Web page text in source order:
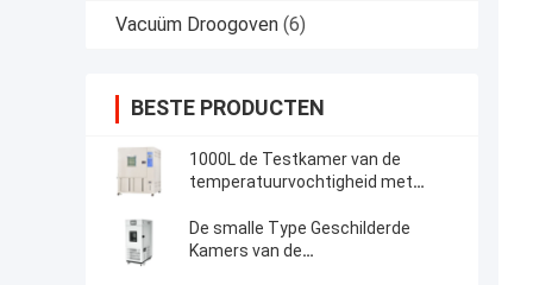
Vacuüm Droogoven (6)
BESTE PRODUCTEN
1000L de Testkamer van de
temperatuurvochtigheid met
De smalle Type Geschilderde
Kamers van de